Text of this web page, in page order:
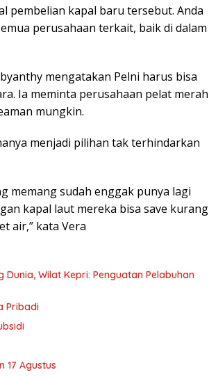
pembelian kapal baru tersebut. Anda
perusahaan terkait, baik di dalam
mengatakan Pelni harus bisa
Ia meminta perusahaan pelat merah
mungkin.
menjadi pilihan tak terhindarkan
memang sudah enggak punya lagi
kapal laut mereka bisa save kurang
air,” kata Vera
Wilat Kepri: Penguatan Pelabuhan
Pribadi
17 Agustus